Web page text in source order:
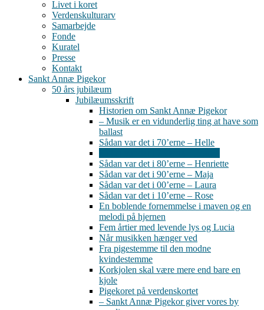
Livet i koret
Verdenskulturarv
Samarbejde
Fonde
Kuratel
Presse
Kontakt
Sankt Annæ Pigekor
50 års jubilæum
Jubilæumsskrift
Historien om Sankt Annæ Pigekor
– Musik er en vidunderlig ting at have som
ballast
Sådan var det i 70’erne – Helle
Sådan var det i 80’erne – Henriette
Sådan var det i 90’erne – Maja
Sådan var det i 00’erne – Laura
Sådan var det i 10’erne – Rose
En boblende fornemmelse i maven og en
melodi på hjernen
Fem årtier med levende lys og Lucia
Når musikken hænger ved
Fra pigestemme til den modne
kvindestemme
Korkjolen skal være mere end bare en
kjole
Pigekoret på verdenskortet
– Sankt Annæ Pigekor giver vores by